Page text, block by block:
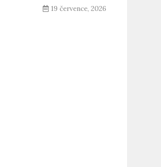
19 července, 2026